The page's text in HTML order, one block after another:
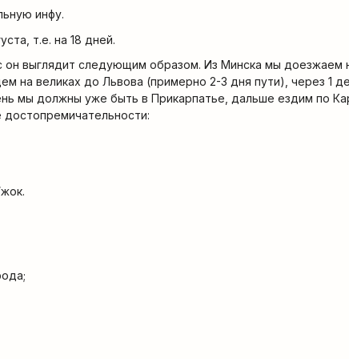
инфу.
т.е. на 18 дней.
он выглядит следующим образом. Из Минска мы доезжаем
на великах до Львова (примерно 2-3 дня пути), через 1
мы должны уже быть в Прикарпатье, дальше ездим по
достопремичательности: